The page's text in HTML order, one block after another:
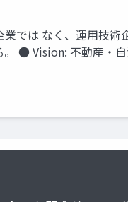
では なく、運用技術
● Vision: 不動産・